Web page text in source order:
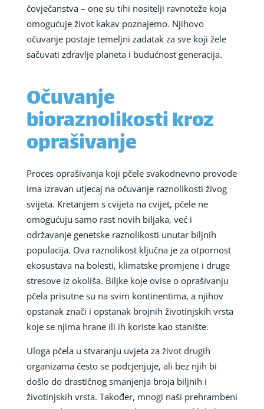
čovječanstva – one su tihi nositelji ravnoteže koja
omogućuje život kakav poznajemo. Njihovo
očuvanje postaje temeljni zadatak za sve koji žele
sačuvati zdravlje planeta i budućnost generacija.
Očuvanje
bioraznolikosti kroz
oprašivanje
Proces oprašivanja koji pčele svakodnevno provode
ima izravan utjecaj na očuvanje raznolikosti živog
svijeta. Kretanjem s cvijeta na cvijet, pčele ne
omogućuju samo rast novih biljaka, već i
održavanje genetske raznolikosti unutar biljnih
populacija. Ova raznolikost ključna je za otpornost
ekosustava na bolesti, klimatske promjene i druge
stresove iz okoliša. Biljke koje ovise o oprašivanju
pčela prisutne su na svim kontinentima, a njihov
opstanak znači i opstanak brojnih životinjskih vrsta
koje se njima hrane ili ih koriste kao stanište.
Uloga pčela u stvaranju uvjeta za život drugih
organizama često se podcjenjuje, ali bez njih bi
došlo do drastičnog smanjenja broja biljnih i
životinjskih vrsta. Također, mnogi naši prehrambeni